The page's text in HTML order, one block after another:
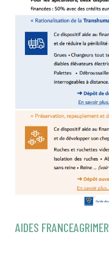
AIDES FRANCEAGRIMER